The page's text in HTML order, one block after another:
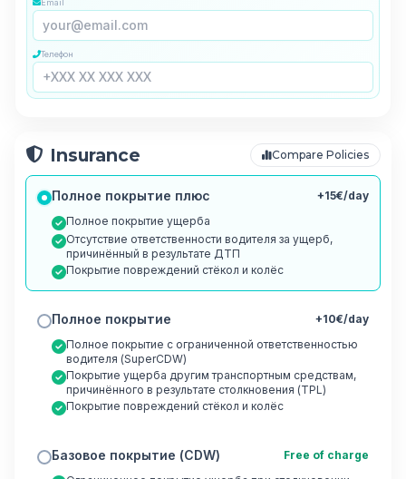
Телефон
Insurance Compare Policies
Полное покрытие плюс
+15€/day
Полное покрытие ущерба
Отсутствие ответственности водителя за ущерб,
причинённый в результате ДТП
Покрытие повреждений стёкол и колёс
Полное покрытие
+10€/day
Полное покрытие с ограниченной ответственностью
водителя (SuperCDW)
Покрытие ущерба другим транспортным средствам,
причинённого в результате столкновения (TPL)
Покрытие повреждений стёкол и колёс
Базовое покрытие (CDW)
Free of charge